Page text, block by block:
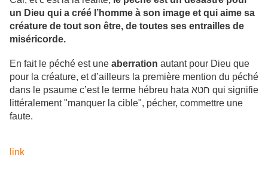
un Dieu qui a créé l’homme à son image et qui aime sa
créature de tout son être, de toutes ses entrailles de
miséricorde.
En fait le péché est une aberration autant pour Dieu que
pour la créature, et d’ailleurs la première mention du péché
dans le psaume c’est le terme hébreu hata חטא qui signifie
littéralement "manquer la cible", pécher, commettre une
faute.
link